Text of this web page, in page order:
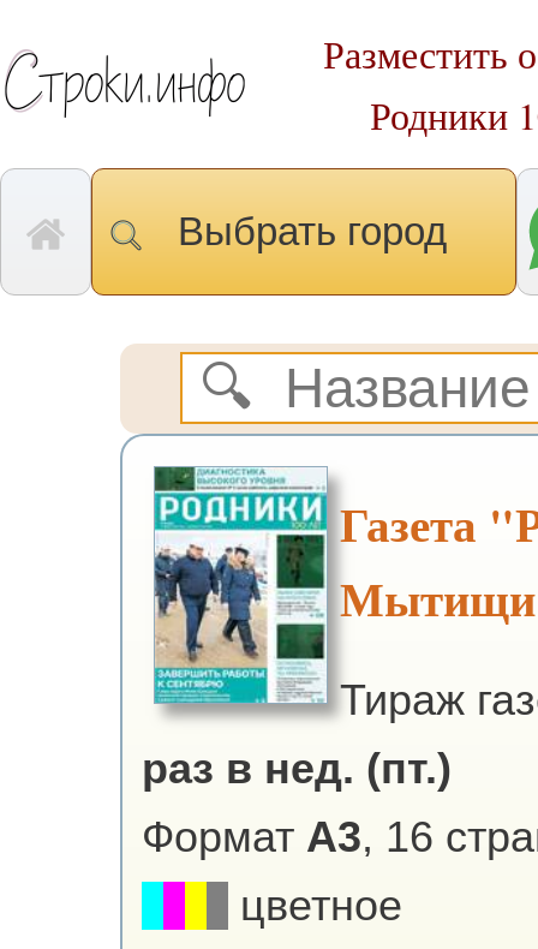
Разместить
Родники
Выбрать город
Газета
Мытищи
Тираж
раз в нед. (пт.)
Формат А3, 16
цветное